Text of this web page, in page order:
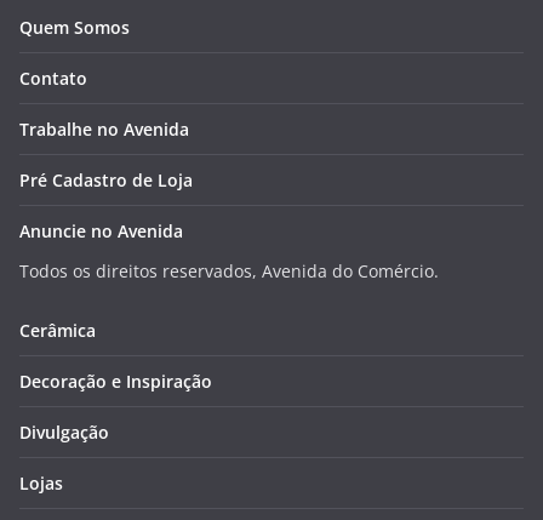
Quem Somos
Contato
Trabalhe no Avenida
Pré Cadastro de Loja
Anuncie no Avenida
Todos os direitos reservados, Avenida do Comércio.
Cerâmica
Decoração e Inspiração
Divulgação
Lojas